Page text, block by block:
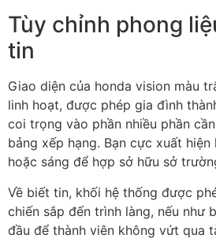
Tùy chỉnh phong
tin
Giao diện của honda vision màu
linh hoạt, được phép gia đình
coi trọng vào phần nhiều phần
bảng xếp hạng. Bạn cực xuất
hoặc sáng để hợp sở hữu sở
Về biết tin, khối hệ thống được
chiến sắp đến trình làng, nếu như
đầu để thành viên không vứt qua